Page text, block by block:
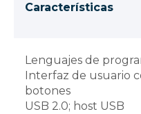
Características
Lenguajes de
Interfaz de usuario
botones
USB 2.0; host USB